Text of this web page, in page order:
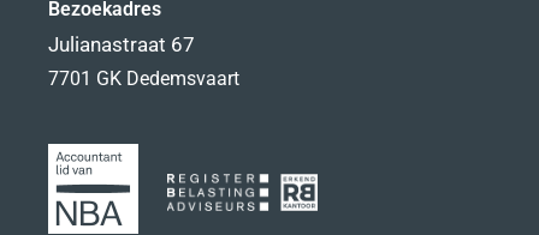
Bezoekadres
Julianastraat 67
7701 GK Dedemsvaart